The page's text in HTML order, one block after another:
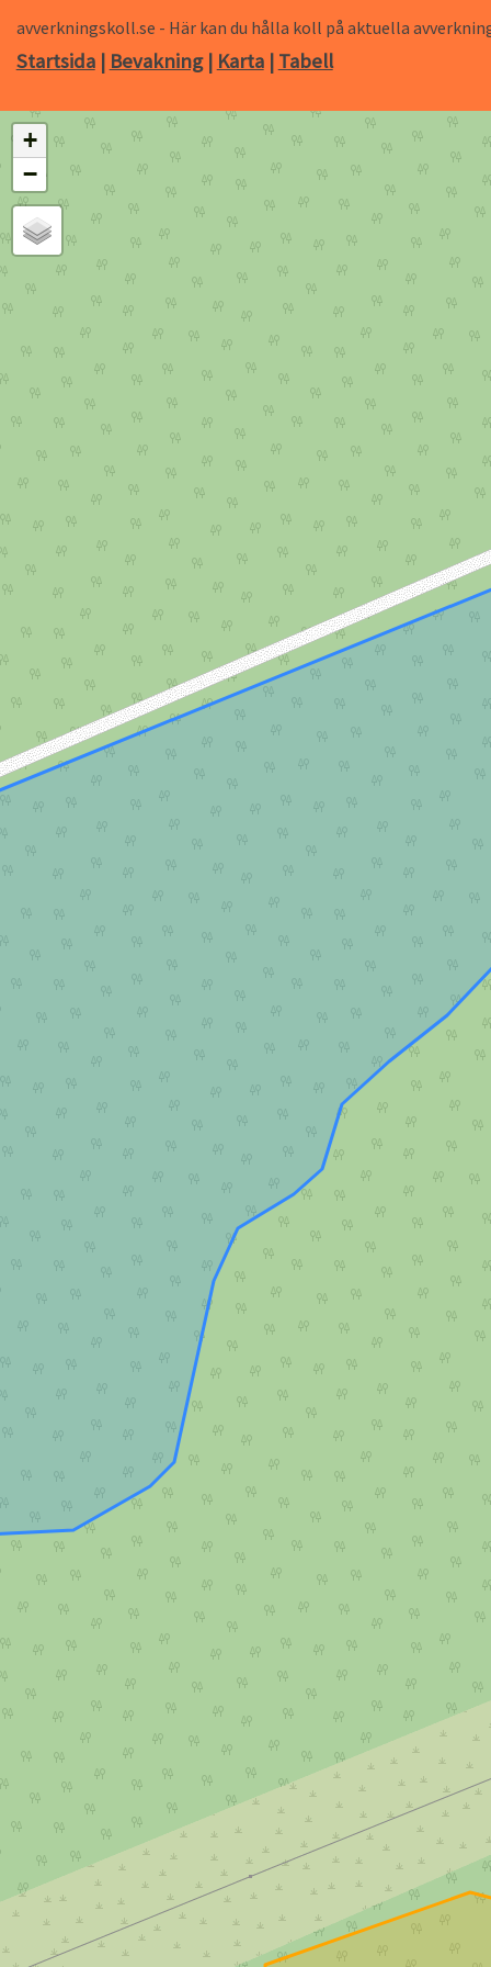
avverkningskoll.se - Här kan du hålla koll på aktuella
Startsida| Bevakning| Karta| Tabell
+
−